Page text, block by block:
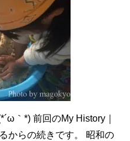
｀*) 前回のMy History｜
からの続きです。 昭和の